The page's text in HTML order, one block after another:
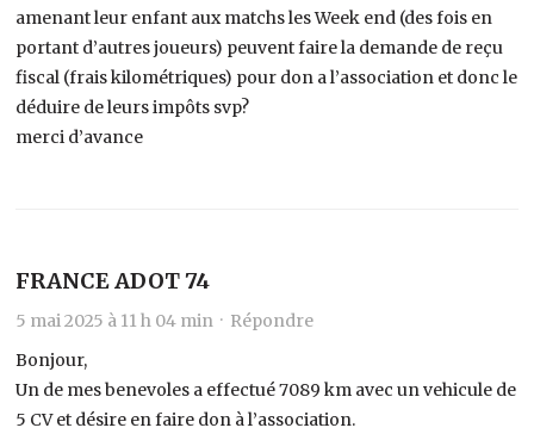
amenant leur enfant aux matchs les Week end (des fois en
portant d’autres joueurs) peuvent faire la demande de reçu
fiscal (frais kilométriques) pour don a l’association et donc le
déduire de leurs impôts svp?
merci d’avance
FRANCE ADOT 74
5 mai 2025 à 11 h 04 min · Répondre
Bonjour,
Un de mes benevoles a effectué 7089 km avec un vehicule de
5 CV et désire en faire don à l’association.